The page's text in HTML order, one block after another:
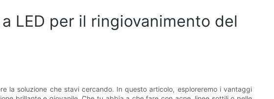
LED per il ringiovanimento del
la soluzione che stavi cercando. In questo articolo, esploreremo i vantaggi